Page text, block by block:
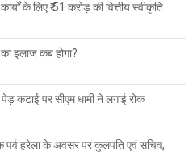
के लिए ₹ 51 करोड़ की वित्तीय स्वीकृति
इलाज कब होगा?
कटाई पर सीएम धामी ने लगाई रोक
पर्व हरेला के अवसर पर कुलपति एवं सचिव,